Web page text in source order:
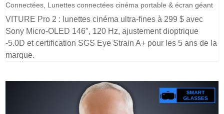
Connectées Lunettes connectées cinéma portable & écran géant
VITURE Pro 2 : lunettes cinéma ultra-fines à 299 $ avec
Sony Micro-OLED 146″, 120 Hz, ajustement dioptrique
-5.0D et certification SGS Eye Strain A+ pour les 5 ans de la
marque.